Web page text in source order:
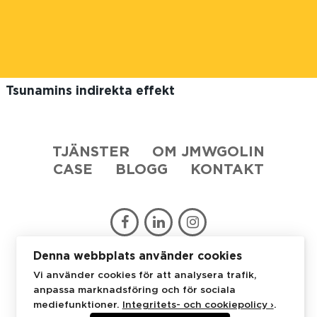
Tsunamins indirekta effekt
TJÄNSTER
OM JMWGOLIN
CASE
BLOGG KONTAKT
Denna webbplats använder cookies
Vi använder cookies för att analysera trafik,
anpassa marknadsföring och för sociala
mediefunktioner.
Integritets- och cookiepolicy ›.